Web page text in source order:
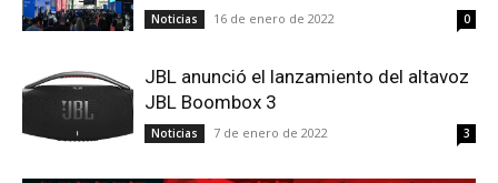
Noticias 16 de enero de 2022 0
JBL anunció el lanzamiento del altavoz
JBL Boombox 3
Noticias 7 de enero de 2022 3